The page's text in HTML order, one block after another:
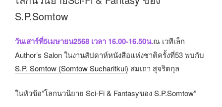
โดลา”
ที่
S.P.Somtow
วันเสาร์ที่5เมษายน2568​ เวลา​ 16.00-16.50น.ณ​ เวทีเล็ก​
Author’s​ Salon​ ในงานสัปดาห์หนังสือแห่งชาติครั้งที่53​ พบกับ
S.P. Somtow (Somtow Sucharitkul) สมเถา​ สุจริตกุล
ในหัวข้อ”โลกนวนิยาย​ Sci-Fi​ & Fantasy​ของ​ S.P.Somtow”